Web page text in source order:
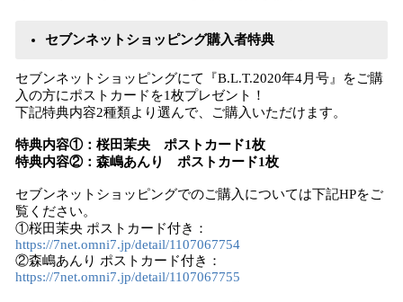
セブンネットショッピング購入者特典
セブンネットショッピングにて『B.L.T.2020年4月号』をご購
入の方にポストカードを1枚プレゼント！
下記特典内容2種類より選んで、ご購入いただけます。
特典内容①：桜田茉央 ポストカード1枚
特典内容②：森嶋あんり ポストカード1枚
セブンネットショッピングでのご購入については下記HPをご
覧ください。
①桜田茉央 ポストカード付き：
https://7net.omni7.jp/detail/1107067754
②森嶋あんり ポストカード付き：
https://7net.omni7.jp/detail/1107067755